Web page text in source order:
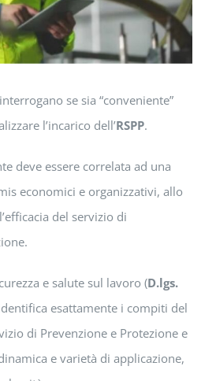
se sia “conveniente”
l’incarico dell’RSPP.
deve essere correlata ad una
economici e organizzativi, allo
del servizio di
e salute sul lavoro (D.lgs.
esattamente i compiti del
di Prevenzione e Protezione e
e varietà di applicazione,